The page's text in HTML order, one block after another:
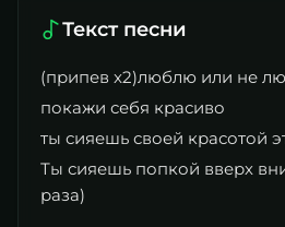
Текст песни
(припев x2)люблю или не
покажи себя красиво
ты сияешь своей красотой
Ты сияешь попкой вверх
раза)